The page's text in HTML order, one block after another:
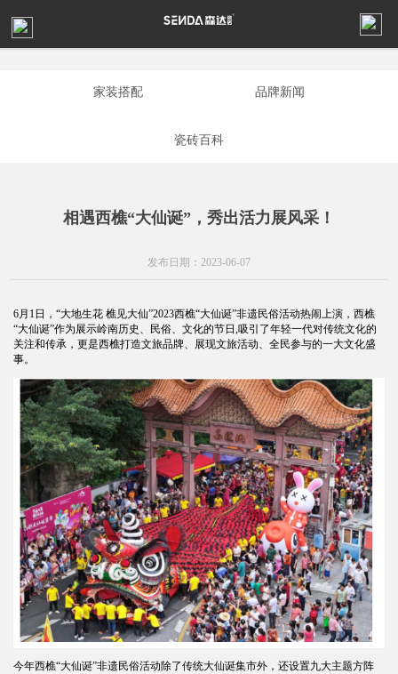
家装搭配 品牌新闻
瓷砖百科
相遇西樵“大仙诞”，秀出活力展风采！
发布日期：2023-06-07
6月1日，“大地生花 樵见大仙”2023西樵“大仙诞”非遗民俗活动热闹上演，西樵
“大仙诞”作为展示岭南历史、民俗、文化的节日,吸引了年轻一代对传统文化的
关注和传承，更是西樵打造文旅品牌、展现文旅活动、全民参与的一大文化盛
事。
今年西樵“大仙诞”非遗民俗活动除了传统大仙诞集市外，还设置九大主题方阵